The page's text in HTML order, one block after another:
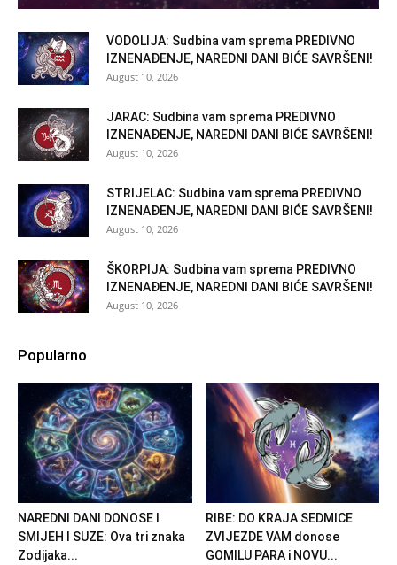
VODOLIJA: Sudbina vam sprema PREDIVNO
IZNENAĐENJE, NAREDNI DANI BIĆE SAVRŠENI!
August 10, 2026
JARAC: Sudbina vam sprema PREDIVNO
IZNENAĐENJE, NAREDNI DANI BIĆE SAVRŠENI!
August 10, 2026
STRIJELAC: Sudbina vam sprema PREDIVNO
IZNENAĐENJE, NAREDNI DANI BIĆE SAVRŠENI!
August 10, 2026
ŠKORPIJA: Sudbina vam sprema PREDIVNO
IZNENAĐENJE, NAREDNI DANI BIĆE SAVRŠENI!
August 10, 2026
Popularno
NAREDNI DANI DONOSE I
SMIJEH I SUZE: Ova tri znaka
Zodijaka...
RIBE: DO KRAJA SEDMICE
ZVIJEZDE VAM donose
GOMILU PARA i NOVU...